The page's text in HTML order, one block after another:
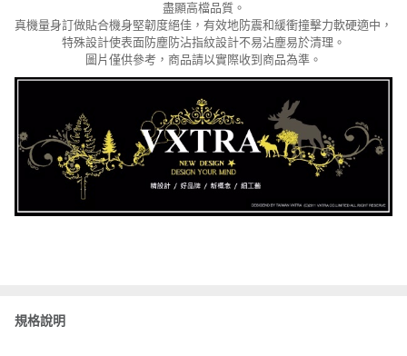
盡顯高檔品質。
真機量身訂做貼合機身堅韌度絕佳，有效地防震和緩衝撞擊力軟硬適中，
特殊設計使表面防塵防沾指紋設計不易沾塵易於清理。
圖片僅供參考，商品請以實際收到商品為準。
規格說明